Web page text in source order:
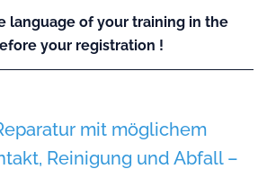
language of your training in the
your registration !
mit möglichem
Reinigung und Abfall –